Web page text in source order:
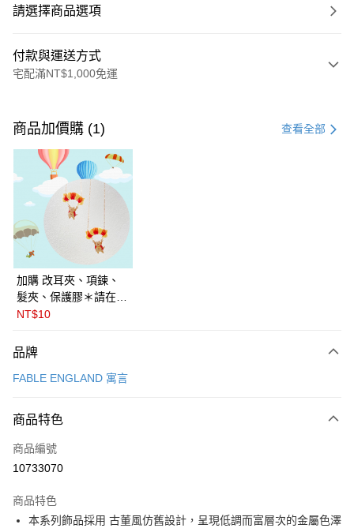
請選擇商品選項
付款與運送方式
宅配滿NT$1,000免運
信用卡一次付款
信用卡分期付款
3 期 0 利率 每期NT$375
合作金庫商業銀行
華南商業銀行
上海商業儲蓄銀行
國泰世華商業銀行
臺灣中小企業銀行
匯豐（台灣）商業銀行
聯邦商業銀行
元大商業銀行
台新國際商業銀行
台灣樂天信用卡公司
6 期 0 利率 每期 NT$187
合作金庫商業銀行
華南商業銀行
上海商業儲蓄銀行
國泰世華商業銀行
臺灣中小企業銀行
匯豐（台灣）商業銀行
元大商業銀行
玉山商業銀行
台新國際商業銀行
LINE Pay
悠遊付
Google Pay
全盈+PAY
ATM付款
運送方式
付款後全家取貨
每筆NT$60
付款後萊爾富取貨
每筆NT$60
商品加價購 (1) 查看全部
加購 改耳夾、項鍊、
髮夾、保護膠＊請在訂
單備註商品及欲修改的
PalnartPoc + 🇬🇧英國
FABLE 寓言
NT$10
品牌
FABLE ENGLAND 寓言
商品特色
商品編號
10733070
商品特色
本系列飾品採用 古董風仿舊設計，呈現低調而富層次的金屬色澤